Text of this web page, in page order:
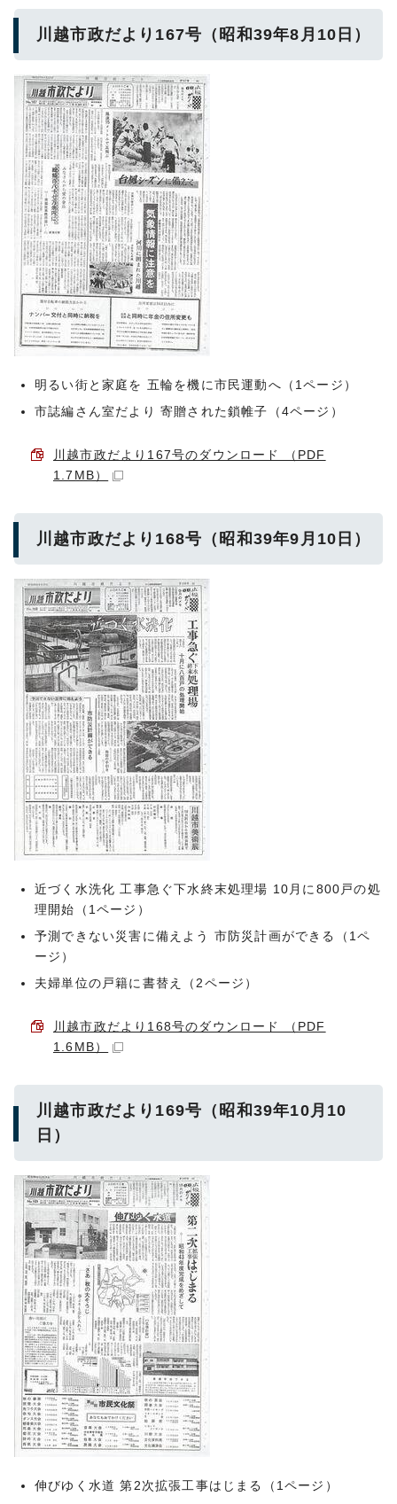
川越市政だより167号（昭和39年8月10日）
明るい街と家庭を 五輪を機に市民運動へ（1ページ）
市誌編さん室だより 寄贈された鎖帷子（4ページ）
川越市政だより167号のダウンロード （PDF
1.7MB）
川越市政だより168号（昭和39年9月10日）
近づく水洗化 工事急ぐ下水終末処理場 10月に800戸の処
理開始（1ページ）
予測できない災害に備えよう 市防災計画ができる（1ペ
ージ）
夫婦単位の戸籍に書替え（2ページ）
川越市政だより168号のダウンロード （PDF
1.6MB）
川越市政だより169号（昭和39年10月10
日）
伸びゆく水道 第2次拡張工事はじまる（1ページ）